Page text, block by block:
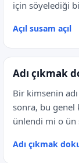
için söyelediği
Açıl susam açıl
Adı çıkmak
Bir kimsenin
sonra, bu genel
ünlendi mi o ün
Adı çıkmak